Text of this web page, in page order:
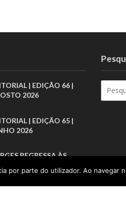
| EDIÇÃO 66 |
2026
| EDIÇÃO 65 |
2026
REGRESSA ÀS
DOS PRÓLOGOS
por parte do utilizador. Ao navegar